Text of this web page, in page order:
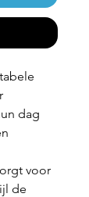
dag
voor
de